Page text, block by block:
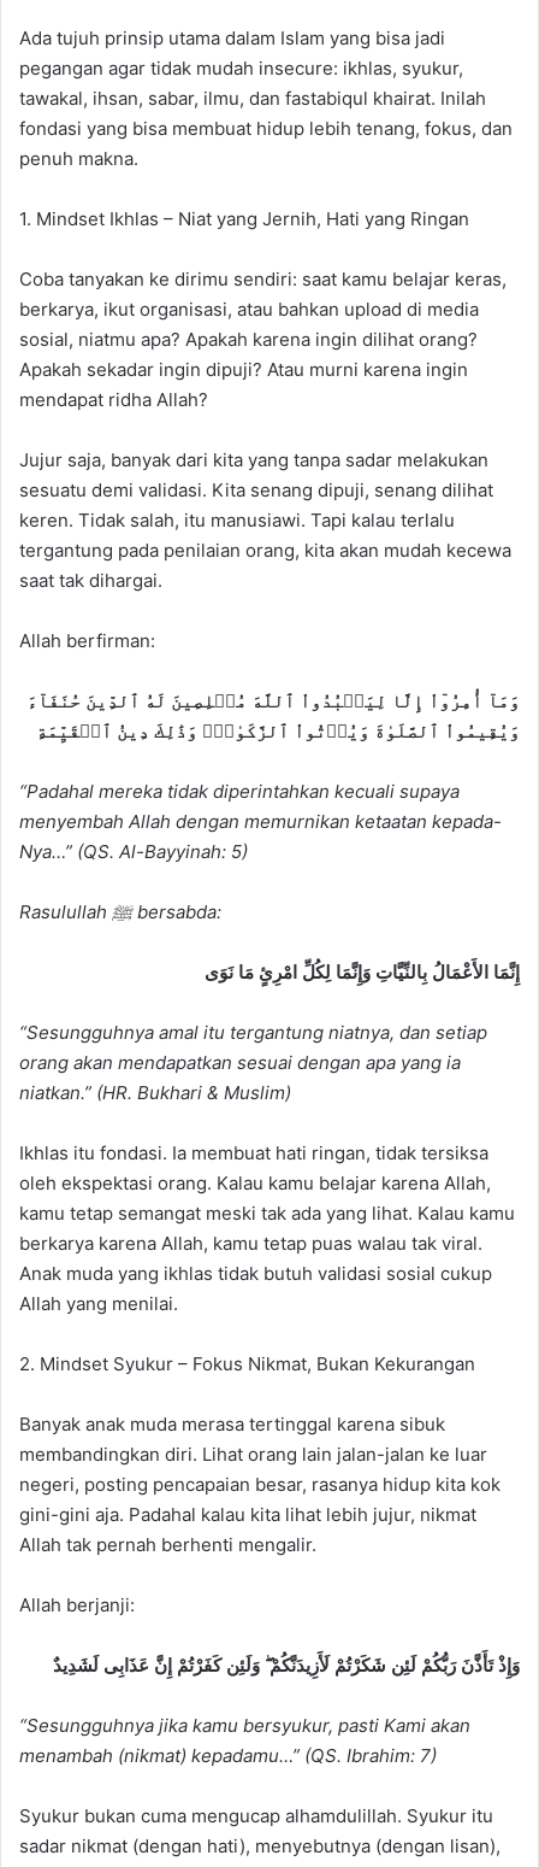
Ada tujuh prinsip utama dalam Islam yang bisa jadi
pegangan agar tidak mudah insecure: ikhlas, syukur,
tawakal, ihsan, sabar, ilmu, dan fastabiqul khairat. Inilah
fondasi yang bisa membuat hidup lebih tenang, fokus, dan
penuh makna.
1. Mindset Ikhlas – Niat yang Jernih, Hati yang Ringan
Coba tanyakan ke dirimu sendiri: saat kamu belajar keras,
berkarya, ikut organisasi, atau bahkan upload di media
sosial, niatmu apa? Apakah karena ingin dilihat orang?
Apakah sekadar ingin dipuji? Atau murni karena ingin
mendapat ridha Allah?
Jujur saja, banyak dari kita yang tanpa sadar melakukan
sesuatu demi validasi. Kita senang dipuji, senang dilihat
keren. Tidak salah, itu manusiawi. Tapi kalau terlalu
tergantung pada penilaian orang, kita akan mudah kecewa
saat tak dihargai.
Allah berfirman:
وَمَآ أُمِرُوٓاْ إِلَّا لِيَعۡبُدُواْ ٱللَّهَ مُخۡلِصِينَ لَهُ ٱلدِّينَ حُنَفَآءَ
وَيُقِيمُواْ ٱلصَّلَوٰةَ وَيُؤۡتُواْ ٱلزَّكَوٰةَۚ وَذَٰلِكَ دِينُ ٱلۡقَيِّمَةِ
“Padahal mereka tidak diperintahkan kecuali supaya
menyembah Allah dengan memurnikan ketaatan kepada-
Nya…” (QS. Al-Bayyinah: 5)
Rasulullah ﷺ bersabda:
إِنَّمَا الأَعْمَالُ بِالنِّيَّاتِ وَإِنَّمَا لِكُلِّ امْرِئٍ مَا نَوَى
“Sesungguhnya amal itu tergantung niatnya, dan setiap
orang akan mendapatkan sesuai dengan apa yang ia
niatkan.” (HR. Bukhari & Muslim)
Ikhlas itu fondasi. Ia membuat hati ringan, tidak tersiksa
oleh ekspektasi orang. Kalau kamu belajar karena Allah,
kamu tetap semangat meski tak ada yang lihat. Kalau kamu
berkarya karena Allah, kamu tetap puas walau tak viral.
Anak muda yang ikhlas tidak butuh validasi sosial cukup
Allah yang menilai.
2. Mindset Syukur – Fokus Nikmat, Bukan Kekurangan
Banyak anak muda merasa tertinggal karena sibuk
membandingkan diri. Lihat orang lain jalan-jalan ke luar
negeri, posting pencapaian besar, rasanya hidup kita kok
gini-gini aja. Padahal kalau kita lihat lebih jujur, nikmat
Allah tak pernah berhenti mengalir.
Allah berjanji:
وَإِذْ تَأَذَّنَ رَبُّكُمْ لَئِن شَكَرْتُمْ لَأَزِيدَنَّكُمْ ۖ وَلَئِن كَفَرْتُمْ إِنَّ عَذَابِى لَشَدِيدٌ
“Sesungguhnya jika kamu bersyukur, pasti Kami akan
menambah (nikmat) kepadamu…” (QS. Ibrahim: 7)
Syukur bukan cuma mengucap alhamdulillah. Syukur itu
sadar nikmat (dengan hati), menyebutnya (dengan lisan),